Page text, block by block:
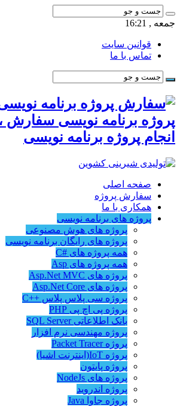
جمعه , 16:21
قوانین سایت
تماس با ما
پروژه برنامه نویسی سفارش ،
انجام پروژه برنامه نویسی
صفحه اصلی
سفارش پروژه
همکاری با ما
پروژه های برنامه نویسی
پروژه های هوش مصنوعی
پروژه های رایگان برنامه نویسی
همه پروژه های #C
همه پروژه های Asp
پروژه های Asp.Net MVC
پروژه های Asp.Net Core
پروژه سی پلاس پلاس ++C
پروژه پی اچ پی PHP
بانک اطلاعاتی SQL Server
پروژه مهندسی نرم افزار
پروژه Packet Tracer
پروژه IoT(اینترنت اشیا)
پروژه پایتون
پروژه های NodeJs
پروژه اندروید
پروژه جاوا Java